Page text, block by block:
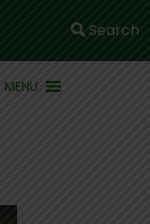
Search
MENU